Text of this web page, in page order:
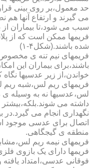
حد معمول،بر روی بینی قرار
می گیرند و ارتفاع آنها
سبب می شود،تا بیماران از
فریمها ممکن است که از
شده باشند.(شکل۴-۱)
فریمهای نیم تنه ی
باشند،برای بیماران این
خواندن،از زیر عدسیها نگاه
فریمهای ریم لس،شبه ریم
لس،عدسیها نه به وسیله ی
داشته می شوند.بلکه،بیشتر
نگهداری انجام می
اتصال برای عدسی موجود
منطقه ی گیجگاهی.
فریمهای نیمه ریم
فریمها دارای یک بازوی